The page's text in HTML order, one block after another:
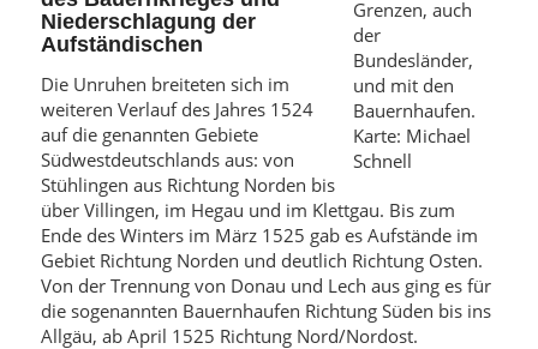
Niederschlagung der
Aufständischen
Die Unruhen breiteten sich im
weiteren Verlauf des Jahres 1524
auf die genannten Gebiete
Südwestdeutschlands aus: von
Stühlingen aus Richtung Norden bis
über Villingen, im Hegau und im Klettgau. Bis zum
Ende des Winters im März 1525 gab es Aufstände im
Gebiet Richtung Norden und deutlich Richtung Osten.
Von der Trennung von Donau und Lech aus ging es für
die sogenannten Bauernhaufen Richtung Süden bis ins
Allgäu, ab April 1525 Richtung Nord/Nordost.